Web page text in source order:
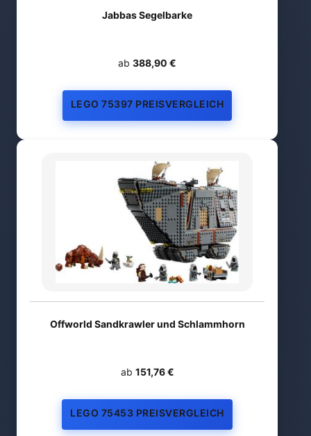
Jabbas Segelbarke
ab 388,90 €
LEGO 75397 PREISVERGLEICH
Offworld Sandkrawler und Schlammhorn
ab 151,76 €
LEGO 75453 PREISVERGLEICH